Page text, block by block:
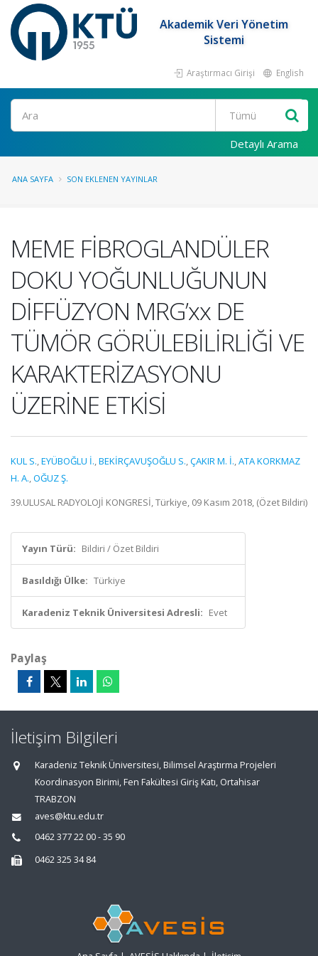
Akademik Veri Yönetim
Sistemi
Araştırmacı Girişi English
Ara
Detaylı Arama
ANA SAYFA SON EKLENEN YAYINLAR
MEME FİBROGLANDÜLER
DOKU YOĞUNLUĞUNUN
DİFFÜZYON MRG’xx DE
TÜMÖR GÖRÜLEBİLİRLİĞİ VE
KARAKTERİZASYONU
ÜZERİNE ETKİSİ
KUL S.,EYÜBOĞLU İ.,BEKİRÇAVUŞOĞLU S.,ÇAKIR M. İ.,ATA KORKMAZ
H. A.,OĞUZ Ş.
39.ULUSAL RADYOLOJİ KONGRESİ, Türkiye, 09 Kasım 2018, (Özet Bildiri)
Yayın Türü: Bildiri / Özet Bildiri
Basıldığı Ülke: Türkiye
Karadeniz Teknik Üniversitesi Adresli: Evet
Paylaş
İletişim Bilgileri
Karadeniz Teknik Üniversitesi, Bilimsel Araştırma Projeleri
Koordinasyon Birimi, Fen Fakültesi Giriş Katı, Ortahisar
TRABZON
aves@ktu.edu.tr
0462 377 22 00 - 35 90
0462 325 34 84